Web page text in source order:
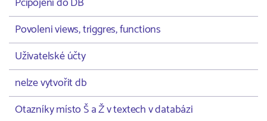
Povoleni views, triggres, functions
Uživatelské účty
nelze vytvořit db
Otazníky místo Š a Ž v textech v databázi